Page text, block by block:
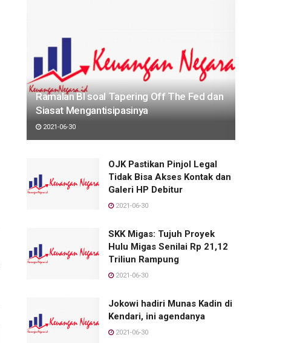
Ramalan BI soal Tapering Off The Fed dan
Siasat Mengantisipasinya
2021-06-30
OJK Pastikan Pinjol Legal
Tidak Bisa Akses Kontak dan
Galeri HP Debitur
2021-06-30
SKK Migas: Tujuh Proyek
Hulu Migas Senilai Rp 21,12
Triliun Rampung
2021-06-30
Jokowi hadiri Munas Kadin di
Kendari, ini agendanya
2021-06-30